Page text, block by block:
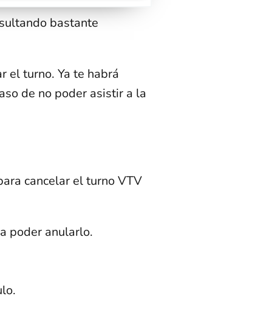
bastante
el turno. Ya te habrá
de no poder asistir a la
cancelar el turno VTV
poder anularlo.